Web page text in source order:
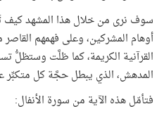
سوف نرى من خلال هذا المشهد كيف
أوهام المشركين، وعلى فهمهم
القرآنية الكريمة، كما ظلَّت وستظلُّ
المدهش، الذي يبطل حجَّة كل متكبِّر
فتأمّل هذه الآية من سورة الأنفال: